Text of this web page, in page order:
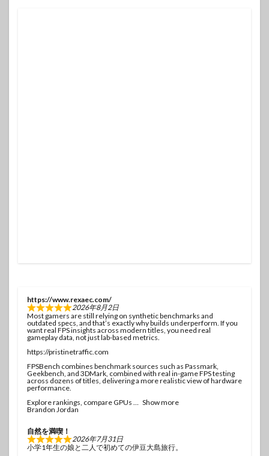
https://www.rexaec.com/
2026年8月2日
Most gamers are still relying on synthetic benchmarks and
outdated specs, and that’s exactly why builds underperform. If you
want real FPS insights across modern titles, you need real
gameplay data, not just lab-based metrics.
https://pristinetraffic.com
FPSBench combines benchmark sources such as Passmark,
Geekbench, and 3DMark, combined with real in-game FPS testing
across dozens of titles, delivering a more realistic view of hardware
performance.
Explore rankings, compare GPUs
Show more
Brandon Jordan
自然を満喫！
2026年7月31日
小学1年生の娘と二人で初めての伊豆大島旅行。